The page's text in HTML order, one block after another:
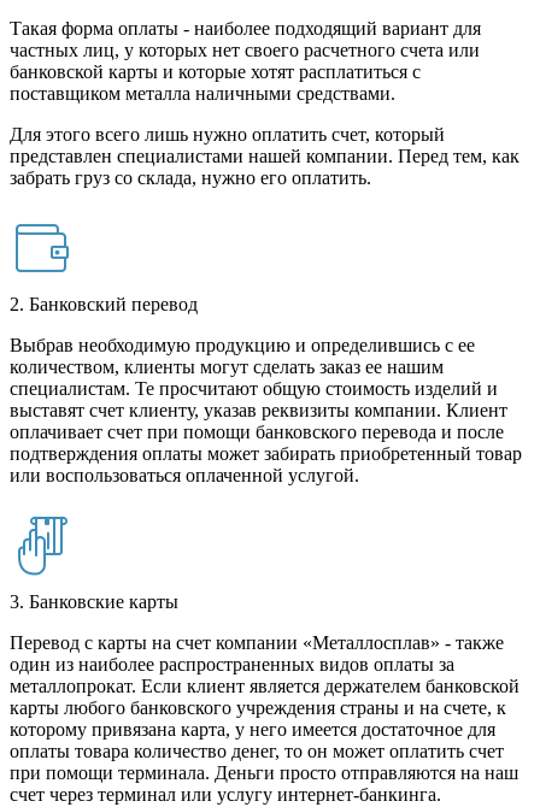
Такая форма оплаты - наиболее подходящий вариант для
частных лиц, у которых нет своего расчетного счета или
банковской карты и которые хотят расплатиться с
поставщиком металла наличными средствами.
Для этого всего лишь нужно оплатить счет, который
представлен специалистами нашей компании. Перед тем, как
забрать груз со склада, нужно его оплатить.
2. Банковский перевод
Выбрав необходимую продукцию и определившись с ее
количеством, клиенты могут сделать заказ ее нашим
специалистам. Те просчитают общую стоимость изделий и
выставят счет клиенту, указав реквизиты компании. Клиент
оплачивает счет при помощи банковского перевода и после
подтверждения оплаты может забирать приобретенный товар
или воспользоваться оплаченной услугой.
3. Банковские карты
Перевод с карты на счет компании «Металлосплав» - также
один из наиболее распространенных видов оплаты за
металлопрокат. Если клиент является держателем банковской
карты любого банковского учреждения страны и на счете, к
которому привязана карта, у него имеется достаточное для
оплаты товара количество денег, то он может оплатить счет
при помощи терминала. Деньги просто отправляются на наш
счет через терминал или услугу интернет-банкинга.